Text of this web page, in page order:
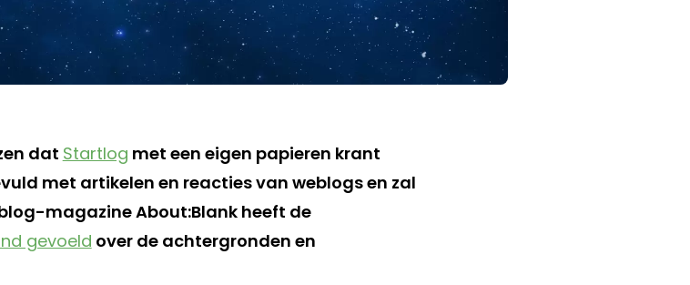
dat Startlog met een eigen papieren krant
met artikelen en reacties van weblogs en zal
magazine About:Blank heeft de
gevoeld over de achtergronden en